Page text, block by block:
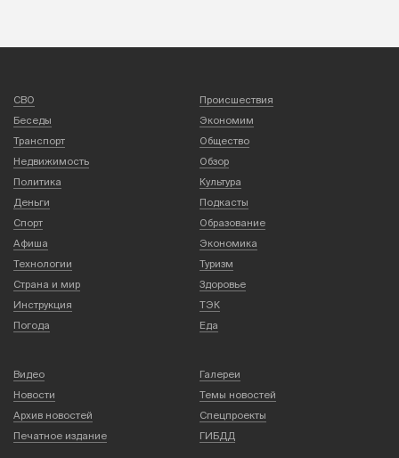
СВО
Происшествия
Беседы
Экономим
Транспорт
Общество
Недвижимость
Обзор
Политика
Культура
Деньги
Подкасты
Спорт
Образование
Афиша
Экономика
Технологии
Туризм
Страна и мир
Здоровье
Инструкция
ТЭК
Погода
Еда
Видео
Галереи
Новости
Темы новостей
Архив новостей
Спецпроекты
Печатное издание
ГИБДД